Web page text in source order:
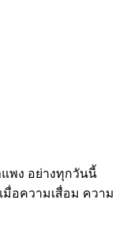
แพง อย่างทุกวันนี้
มื่อความเสื่อม ความ